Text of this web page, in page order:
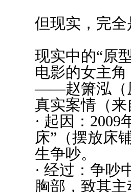
但现实，完
现实中的“原
电影的女主
——赵箫泓（
真实案情（
· 起因：2009
床”（摆放床
生争吵。
· 经过：争吵
胸部，致其